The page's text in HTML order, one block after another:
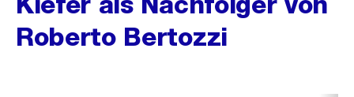
Roberto Bertozzi